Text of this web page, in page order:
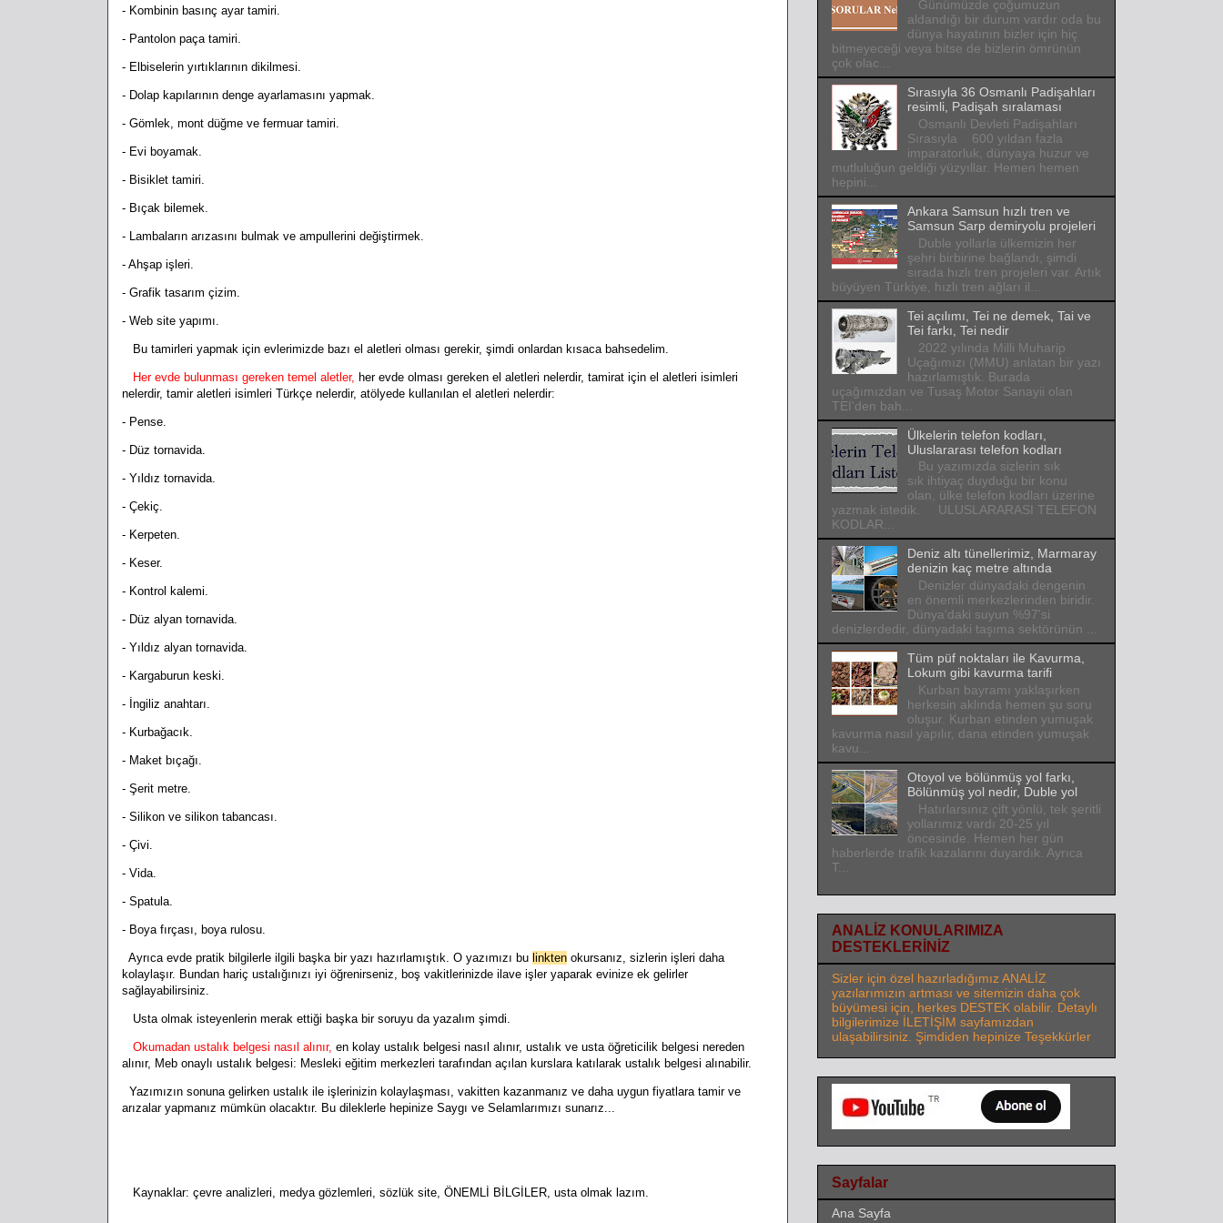
- Kombinin basınç ayar tamiri.
- Pantolon paça tamiri.
- Elbiselerin yırtıklarının dikilmesi.
- Dolap kapılarının denge ayarlamasını yapmak.
- Gömlek, mont düğme ve fermuar tamiri.
- Evi boyamak.
- Bisiklet tamiri.
- Bıçak bilemek.
- Lambaların arızasını bulmak ve ampullerini değiştirmek.
- Ahşap işleri.
- Grafik tasarım çizim.
- Web site yapımı.
Bu tamirleri yapmak için evlerimizde bazı el aletleri olması gerekir, şimdi onlardan kısaca bahsedelim.
Her evde bulunması gereken temel aletler, her evde olması gereken el aletleri nelerdir, tamirat için el aletleri isimleri
nelerdir, tamir aletleri isimleri Türkçe nelerdir, atölyede kullanılan el aletleri nelerdir:
- Pense.
- Düz tornavida.
- Yıldız tornavida.
- Çekiç.
- Kerpeten.
- Keser.
- Kontrol kalemi.
- Düz alyan tornavida.
- Yıldız alyan tornavida.
- Kargaburun keski.
- İngiliz anahtarı.
- Kurbağacık.
- Maket bıçağı.
- Şerit metre.
- Silikon ve silikon tabancası.
- Çivi.
- Vida.
- Spatula.
- Boya fırçası, boya rulosu.
Ayrıca evde pratik bilgilerle ilgili başka bir yazı hazırlamıştık. O yazımızı bu linkten okursanız, sizlerin işleri daha
kolaylaşır. Bundan hariç ustalığınızı iyi öğrenirseniz, boş vakitlerinizde ilave işler yaparak evinize ek gelirler
sağlayabilirsiniz.
Usta olmak isteyenlerin merak ettiği başka bir soruyu da yazalım şimdi.
Okumadan ustalık belgesi nasıl alınır, en kolay ustalık belgesi nasıl alınır, ustalık ve usta öğreticilik belgesi nereden
alınır, Meb onaylı ustalık belgesi: Mesleki eğitim merkezleri tarafından açılan kurslara katılarak ustalık belgesi alınabilir.
Yazımızın sonuna gelirken ustalık ile işlerinizin kolaylaşması, vakitten kazanmanız ve daha uygun fiyatlara tamir ve
arızalar yapmanız mümkün olacaktır. Bu dileklerle hepinize Saygı ve Selamlarımızı sunarız...
Kaynaklar: çevre analizleri, medya gözlemleri, sözlük site, ÖNEMLİ BİLGİLER, usta olmak lazım.
Günümüzde çoğumuzun
aldandığı bir durum vardır oda bu
dünya hayatının bizler için hiç
bitmeyeceği veya bitse de bizlerin ömrünün
çok olac...
Sırasıyla 36 Osmanlı Padişahları
resimli, Padişah sıralaması
Osmanlı Devleti Padişahları
Sırasıyla 600 yıldan fazla
imparatorluk, dünyaya huzur ve
mutluluğun geldiği yüzyıllar. Hemen hemen
hepini...
Ankara Samsun hızlı tren ve
Samsun Sarp demiryolu projeleri
Duble yollarla ülkemizin her
şehri birbirine bağlandı, şimdi
sırada hızlı tren projeleri var. Artık
büyüyen Türkiye, hızlı tren ağları il...
Tei açılımı, Tei ne demek, Tai ve
Tei farkı, Tei nedir
2022 yılında Milli Muharip
Uçağımızı (MMU) anlatan bir yazı
hazırlamıştık. Burada
uçağımızdan ve Tusaş Motor Sanayii olan
TEI'den bah...
Ülkelerin telefon kodları,
Uluslararası telefon kodları
Bu yazımızda sizlerin sık
sık ihtiyaç duyduğu bir konu
olan, ülke telefon kodları üzerine
yazmak istedik. ULUSLARARASI TELEFON
KODLAR...
Deniz altı tünellerimiz, Marmaray
denizin kaç metre altında
Denizler dünyadaki dengenin
en önemli merkezlerinden biridir.
Dünya'daki suyun %97'si
denizlerdedir, dünyadaki taşıma sektörünün ...
Tüm püf noktaları ile Kavurma,
Lokum gibi kavurma tarifi
Kurban bayramı yaklaşırken
herkesin aklında hemen şu soru
oluşur. Kurban etinden yumuşak
kavurma nasıl yapılır, dana etinden yumuşak
kavu...
Otoyol ve bölünmüş yol farkı,
Bölünmüş yol nedir, Duble yol
Hatırlarsınız çift yönlü, tek şeritli
yollarımız vardı 20-25 yıl
öncesinde. Hemen her gün
haberlerde trafik kazalarını duyardık. Ayrıca
T...
ANALİZ KONULARIMIZA
DESTEKLERİNİZ
Sizler için özel hazırladığımız ANALİZ
yazılarımızın artması ve sitemizin daha çok
büyümesi için, herkes DESTEK olabilir. Detaylı
bilgilerimize İLETİŞİM sayfamızdan
ulaşabilirsiniz. Şimdiden hepinize Teşekkürler
Sayfalar
Ana Sayfa